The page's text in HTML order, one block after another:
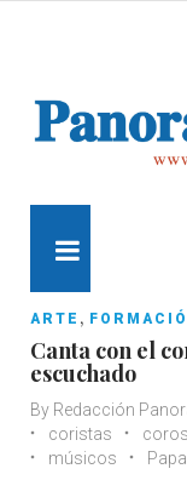
ARTE ,
Canta con el
escuchado
By Redacción
coristas
coros
músicos